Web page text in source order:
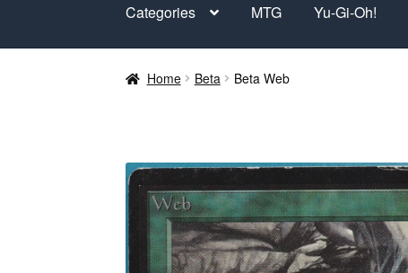
Categories MTG Yu-Gi-Oh!
Home Beta Beta Web